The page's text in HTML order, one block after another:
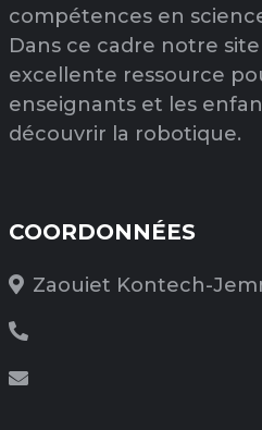
compétences en
Dans ce cadre notre
excellente ressource
enseignants et les
découvrir la robotique.
COORDONNÉES
Zaouiet Kontech-